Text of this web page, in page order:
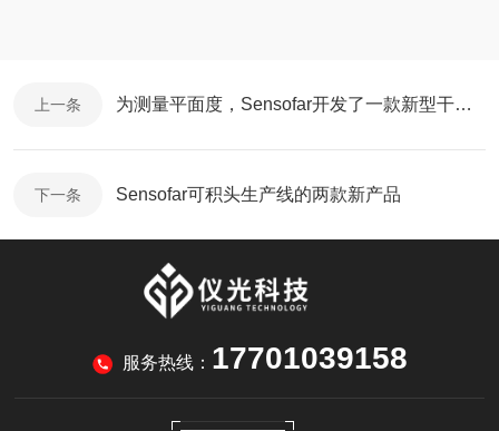
上一条 为测量平面度，Sensofar开发了一款新型干涉镜头
下一条 Sensofar可积头生产线的两款新产品
服务热线： 17701039158